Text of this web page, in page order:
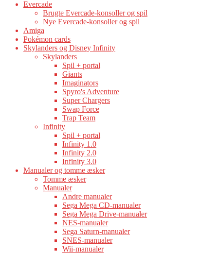
Evercade
Brugte Evercade-konsoller og spil
Nye Evercade-konsoller og spil
Amiga
Pokémon cards
Skylanders og Disney Infinity
Skylanders
Spil + portal
Giants
Imaginators
Spyro's Adventure
Super Chargers
Swap Force
Trap Team
Infinity
Spil + portal
Infinity 1.0
Infinity 2.0
Infinity 3.0
Manualer og tomme æsker
Tomme æsker
Manualer
Andre manualer
Sega Mega CD-manualer
Sega Mega Drive-manualer
NES-manualer
Sega Saturn-manualer
SNES-manualer
Wii-manualer